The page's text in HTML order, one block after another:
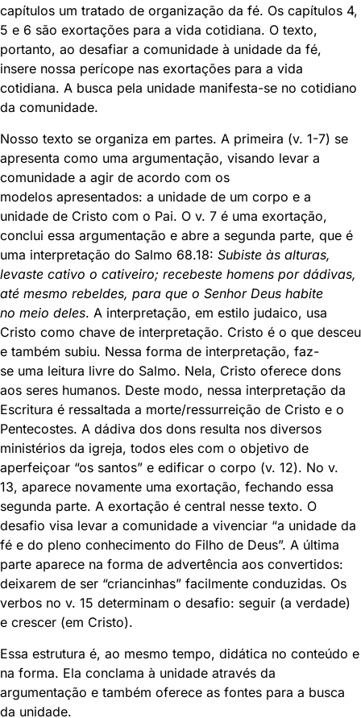
capítulos um tratado de organização da fé. Os capítulos 4,
5 e 6 são exortações para a vida cotidiana. O texto,
portanto, ao desafiar a comunidade à unidade da fé,
insere nossa perícope nas exortações para a vida
cotidiana. A busca pela unidade manifesta-se no cotidiano
da comunidade.
Nosso texto se organiza em partes. A primeira (v. 1-7) se
apresenta como uma argumentação, visando levar a
comunidade a agir de acordo com os
modelos apresentados: a unidade de um corpo e a
unidade de Cristo com o Pai. O v. 7 é uma exortação,
conclui essa argumentação e abre a segunda parte, que é
uma interpretação do Salmo 68.18: Subiste às alturas,
levaste cativo o cativeiro; recebeste homens por dádivas,
até mesmo rebeldes, para que o Senhor Deus habite
no meio deles. A interpretação, em estilo judaico, usa
Cristo como chave de interpretação. Cristo é o que desceu
e também subiu. Nessa forma de interpretação, faz-
se uma leitura livre do Salmo. Nela, Cristo oferece dons
aos seres humanos. Deste modo, nessa interpretação da
Escritura é ressaltada a morte/ressurreição de Cristo e o
Pentecostes. A dádiva dos dons resulta nos diversos
ministérios da igreja, todos eles com o objetivo de
aperfeiçoar “os santos” e edificar o corpo (v. 12). No v.
13, aparece novamente uma exortação, fechando essa
segunda parte. A exortação é central nesse texto. O
desafio visa levar a comunidade a vivenciar “a unidade da
fé e do pleno conhecimento do Filho de Deus”. A última
parte aparece na forma de advertência aos convertidos:
deixarem de ser “criancinhas” facilmente conduzidas. Os
verbos no v. 15 determinam o desafio: seguir (a verdade)
e crescer (em Cristo).
Essa estrutura é, ao mesmo tempo, didática no conteúdo e
na forma. Ela conclama à unidade através da
argumentação e também oferece as fontes para a busca
da unidade.